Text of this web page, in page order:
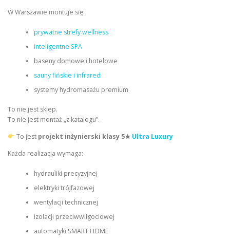
W Warszawie montuje się:
prywatne strefy wellness
inteligentne SPA
baseny domowe i hotelowe
sauny fińskie i infrared
systemy hydromasażu premium
To nie jest sklep.
To nie jest montaż „z katalogu”.
To jest projekt inżynierski klasy 5★ Ultra Luxury
Każda realizacja wymaga:
hydrauliki precyzyjnej
elektryki trójfazowej
wentylacji technicznej
izolacji przeciwwilgociowej
automatyki SMART HOME